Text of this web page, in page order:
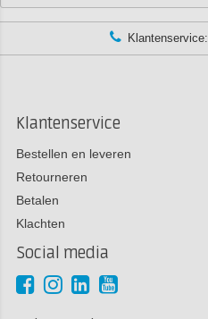
Klantenservice:
Klantenservice
Bestellen en leveren
Retourneren
Betalen
Klachten
Social media